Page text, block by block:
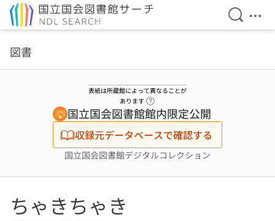
検索を
メ
図書
表紙は所蔵館によって異なることが
あります
国立国会図書館館内限定公開
収録元データベースで確認する
国立国会図書館デジタルコレクション
ちゃきちゃき